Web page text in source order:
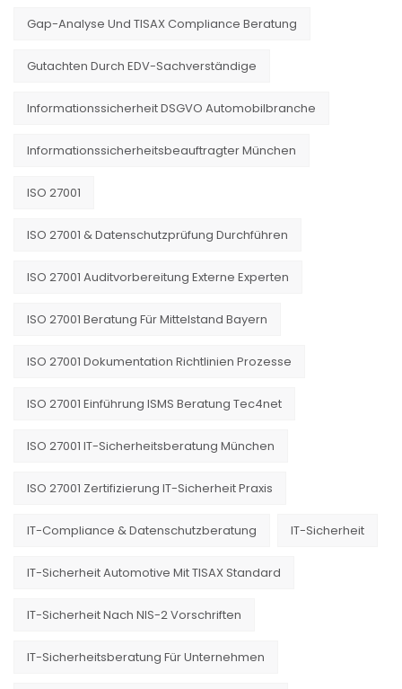
Gap-Analyse Und TISAX Compliance Beratung
Gutachten Durch EDV-Sachverständige
Informationssicherheit DSGVO Automobilbranche
Informationssicherheitsbeauftragter München
ISO 27001
ISO 27001 & Datenschutzprüfung Durchführen
ISO 27001 Auditvorbereitung Externe Experten
ISO 27001 Beratung Für Mittelstand Bayern
ISO 27001 Dokumentation Richtlinien Prozesse
ISO 27001 Einführung ISMS Beratung Tec4net
ISO 27001 IT-Sicherheitsberatung München
ISO 27001 Zertifizierung IT-Sicherheit Praxis
IT-Compliance & Datenschutzberatung IT-Sicherheit
IT-Sicherheit Automotive Mit TISAX Standard
IT-Sicherheit Nach NIS-2 Vorschriften
IT-Sicherheitsberatung Für Unternehmen